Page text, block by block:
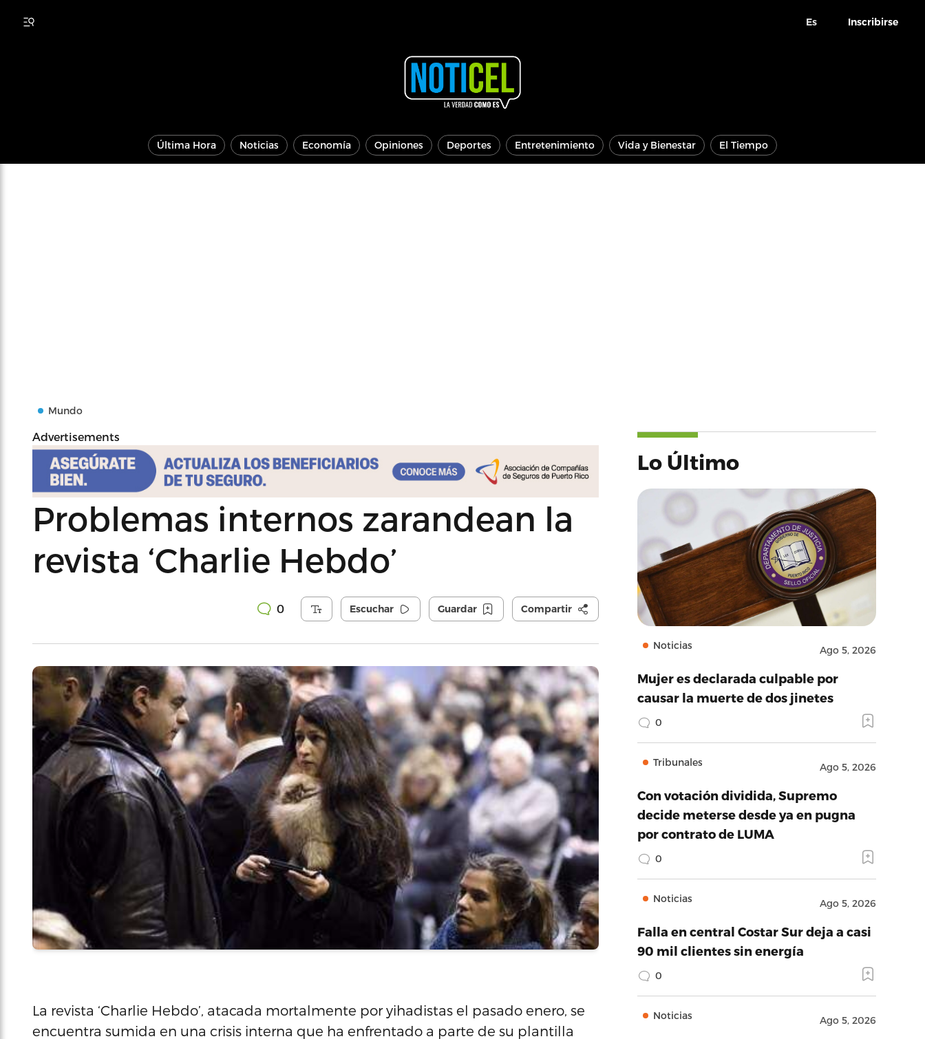
Es Inscribirse
Última Hora Noticias Economía Opiniones Deportes Entretenimiento Vida y Bienestar El Tiempo
Mundo
Advertisements
Problemas internos zarandean la
revista ‘Charlie Hebdo’
0 Escuchar Guardar Compartir
La revista ‘Charlie Hebdo’, atacada mortalmente por yihadistas el pasado enero, se
encuentra sumida en una crisis interna que ha enfrentado a parte de su plantilla
Lo Último
Noticias Ago 5, 2026
Mujer es declarada culpable por
causar la muerte de dos jinetes
0
Tribunales Ago 5, 2026
Con votación dividida, Supremo
decide meterse desde ya en pugna
por contrato de LUMA
0
Noticias Ago 5, 2026
Falla en central Costar Sur deja a casi
90 mil clientes sin energía
0
Noticias Ago 5, 2026